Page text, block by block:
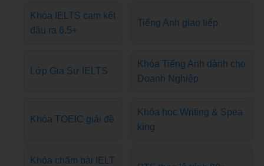
Khóa IELTS cam kết
đầu ra 6.5+
Tiếng Anh giao tiếp
Lớp Gia Sư IELTS
Khóa Tiếng Anh dành cho
Doanh Nghiệp
Khóa TOEIC giải đề
Khóa học Writing & Spea
king
Khóa chấm bài IELT